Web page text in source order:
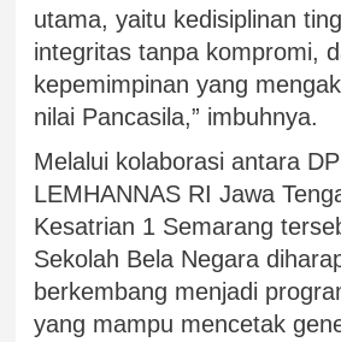
utama, yaitu kedisiplinan
integritas tanpa kompromi,
kepemimpinan yang
nilai Pancasila,” imbuhnya.
Melalui kolaborasi antara
LEMHANNAS RI Jawa
Kesatrian 1 Semarang
Sekolah Bela Negara
berkembang menjadi
yang mampu mencetak